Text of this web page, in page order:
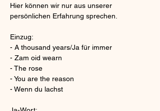
Hier können wir nur aus unserer
persönlichen Erfahrung sprechen.
Einzug:
- A thousand years/Ja für immer
- Zam oid wearn
- The rose
- You are the reason
- Wenn du lachst